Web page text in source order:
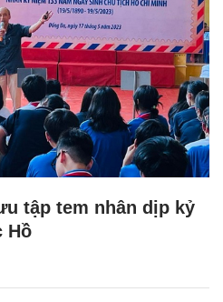
tập tem nhân dịp kỷ
Hồ